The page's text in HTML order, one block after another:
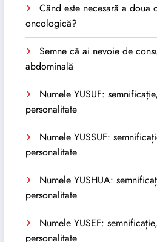
Când este necesară a
oncologică?
Semne că ai nevoie de
abdominală
Numele YUSUF:
personalitate
Numele YUSSUF:
personalitate
Numele YUSHUA:
personalitate
Numele YUSEF:
personalitate